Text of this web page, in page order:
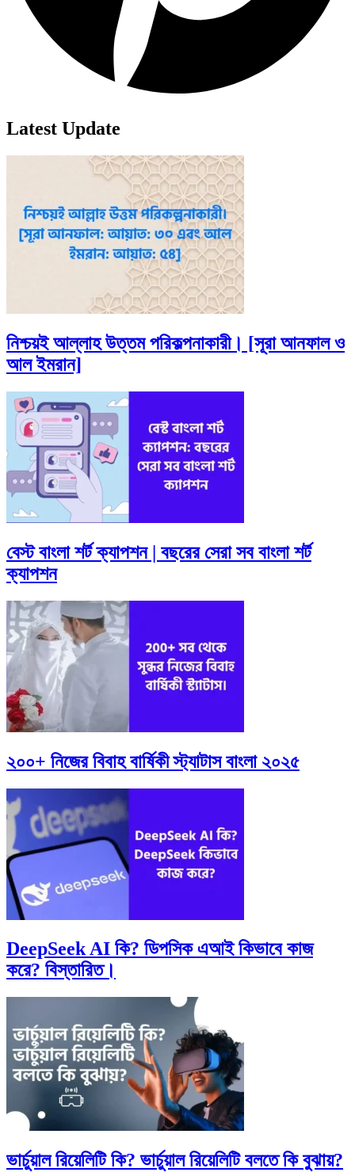
Latest Update
নিশ্চয়ই আল্লাহ উত্তম পরিকল্পনাকারী। [সূরা আনফাল ও
আল ইমরান]
বেস্ট বাংলা শর্ট ক্যাপশন | বছরের সেরা সব বাংলা শর্ট
ক্যাপশন
২০০+ নিজের বিবাহ বার্ষিকী স্ট্যাটাস বাংলা ২০২৫
DeepSeek AI কি? ডিপসিক এআই কিভাবে কাজ
করে? বিস্তারিত।
ভার্চুয়াল রিয়েলিটি কি? ভার্চুয়াল রিয়েলিটি বলতে কি বুঝায়?